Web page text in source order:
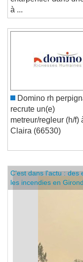
charpentier dans
à ...
Domino rh
recrute un(e)
metreur/regleur (h/f) à
C'est dans l'actu : des
les incendies en